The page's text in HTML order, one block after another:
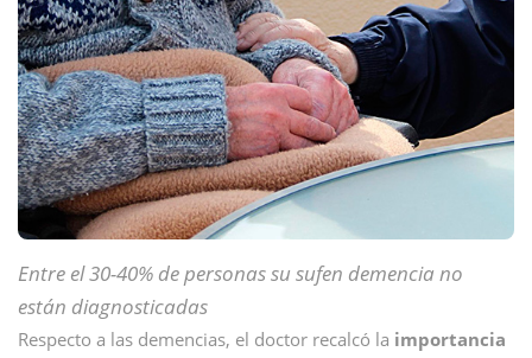
Entre el 30-40% de personas su sufen demencia no
están diagnosticadas
Respecto a las demencias, el doctor recalcó la importancia